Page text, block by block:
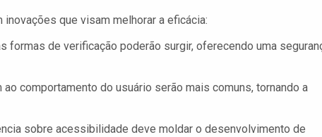
que visam melhorar a eficácia:
formas de verificação poderão surgir, oferecendo uma
comportamento do usuário serão mais comuns, tornando a
sobre acessibilidade deve moldar o desenvolvimento de